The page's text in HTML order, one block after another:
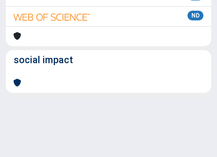
ND
social impact